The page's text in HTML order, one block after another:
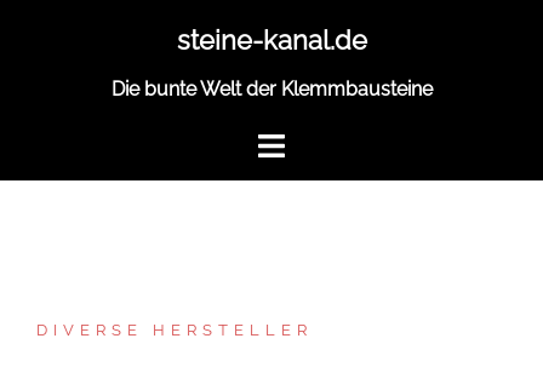
steine-kanal.de
Die bunte Welt der Klemmbausteine
DIVERSE HERSTELLER